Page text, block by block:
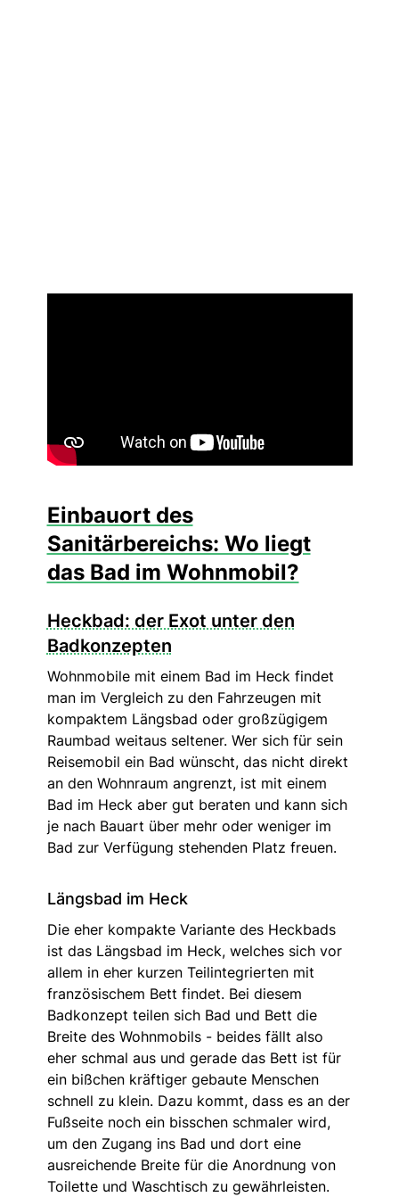
Einbauort des
Sanitärbereichs: Wo liegt
das Bad im Wohnmobil?
Heckbad: der Exot unter den
Badkonzepten
Wohnmobile mit einem Bad im Heck findet
man im Vergleich zu den Fahrzeugen mit
kompaktem Längsbad oder großzügigem
Raumbad weitaus seltener. Wer sich für sein
Reisemobil ein Bad wünscht, das nicht direkt
an den Wohnraum angrenzt, ist mit einem
Bad im Heck aber gut beraten und kann sich
je nach Bauart über mehr oder weniger im
Bad zur Verfügung stehenden Platz freuen.
Längsbad im Heck
Die eher kompakte Variante des Heckbads
ist das Längsbad im Heck, welches sich vor
allem in eher kurzen Teilintegrierten mit
französischem Bett findet. Bei diesem
Badkonzept teilen sich Bad und Bett die
Breite des Wohnmobils - beides fällt also
eher schmal aus und gerade das Bett ist für
ein bißchen kräftiger gebaute Menschen
schnell zu klein. Dazu kommt, dass es an der
Fußseite noch ein bisschen schmaler wird,
um den Zugang ins Bad und dort eine
ausreichende Breite für die Anordnung von
Toilette und Waschtisch zu gewährleisten.